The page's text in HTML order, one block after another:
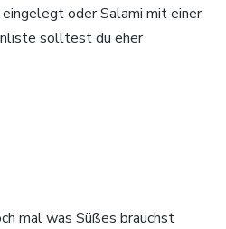
oder Salami mit einer
solltest du eher
mal was Süßes brauchst